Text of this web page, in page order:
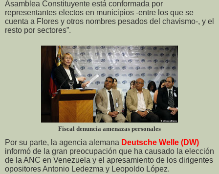
Asamblea Constituyente está conformada por
representantes electos en municipios -entre los que se
cuenta a Flores y otros nombres pesados del chavismo-, y el
resto por sectores”.
Fiscal denuncia amenazas personales
Por su parte, la agencia alemana Deutsche Welle (DW)
informó de la gran preocupación que ha causado la elección
de la ANC en Venezuela y el apresamiento de los dirigentes
opositores Antonio Ledezma y Leopoldo López.